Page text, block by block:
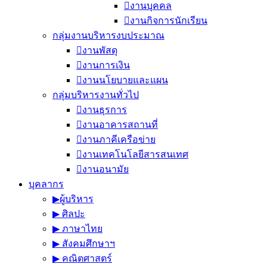
งานบุคคล
งานกิจการนักเรียน
กลุ่มงานบริหารงบประมาณ
งานพัสดุ
งานการเงิน
งานนโยบายและแผน
กลุ่มบริหารงานทั่วไป
งานธุรการ
งานอาคารสถานที่
งานภาคีเครือข่าย
งานเทคโนโลยีสารสนเทศ
งานอนามัย
บุคลากร
▶︎ผู้บริหาร
▶︎ ศิลปะ
▶︎ ภาษาไทย
▶︎ สังคมศึกษาฯ
▶︎ คณิตศาสตร์